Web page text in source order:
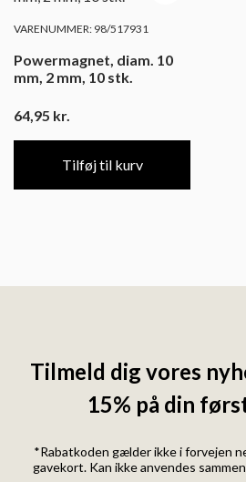
VARENUMMER: 98/517931
Powermagnet, diam. 10
mm, 2 mm, 10 stk.
64,95 kr.
Tilføj til kurv
Tilmeld dig vores
15% på din
*Rabatkoden gælder ikke i forvejen
gavekort. Kan ikke anvendes